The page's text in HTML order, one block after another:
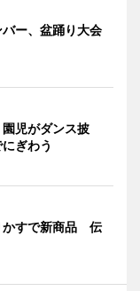
ー、盆踊り大会
児がダンス披
ぎわう
かすで新商品 伝